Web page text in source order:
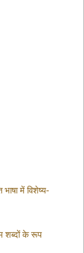
में विशेष्य-
शब्दों के रूप